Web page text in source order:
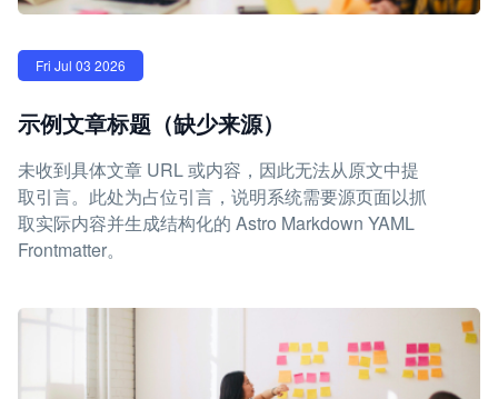
Fri Jul 03 2026
示例文章标题（缺少来源）
未收到具体文章 URL 或内容，因此无法从原文中提
取引言。此处为占位引言，说明系统需要源页面以抓
取实际内容并生成结构化的 Astro Markdown YAML
Frontmatter。